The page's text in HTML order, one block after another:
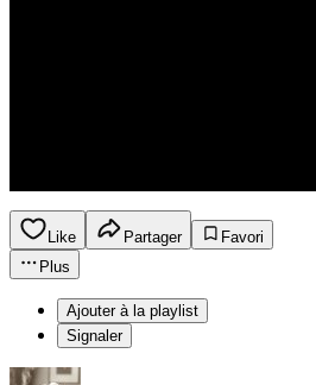
Like Partager
Favori
Plus
Ajouter à la playlist
Signaler